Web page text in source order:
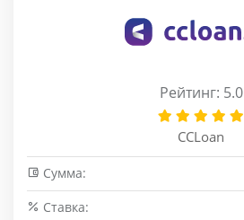
Рейтинг: 5.0
CCLoan
Сумма:
Cтавка: